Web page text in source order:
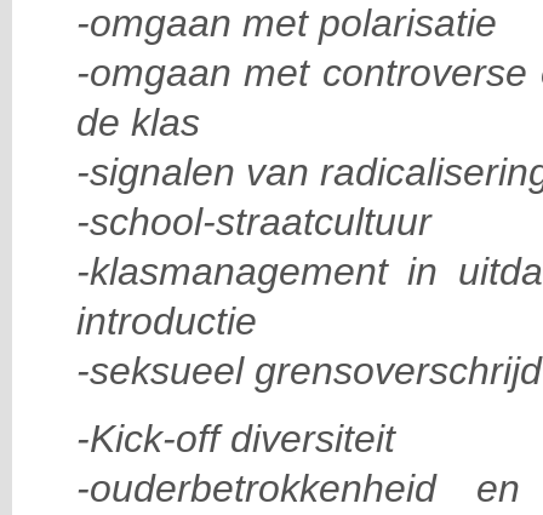
-omgaan met polarisatie
-omgaan met controverse
de klas
-signalen van
-school-straatcultuur
-klasmanagement in
introductie
-seksueel
-Kick-off diversiteit
-ouderbetrokkenheid en